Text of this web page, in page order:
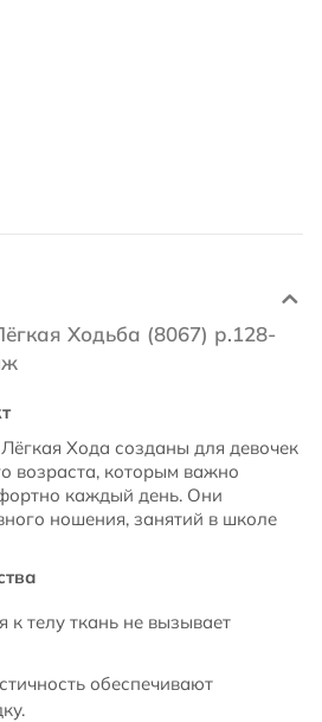
Ходьба (8067) р.128-
Хода созданы для девочек
возраста, которым важно
каждый день. Они
ношения, занятий в школе
к телу ткань не вызывает
обеспечивают